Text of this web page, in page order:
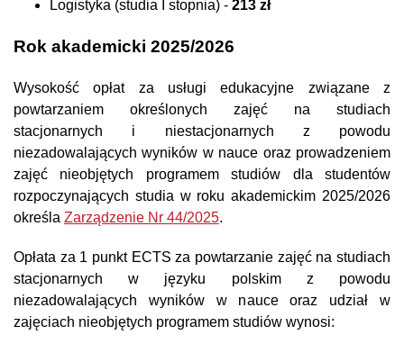
Logistyka (studia I stopnia) - 213 zł
Rok akademicki 2025/2026
Wysokość opłat za usługi edukacyjne związane z
powtarzaniem określonych zajęć na studiach
stacjonarnych i niestacjonarnych z powodu
niezadowalających wyników w nauce oraz prowadzeniem
zajęć nieobjętych programem studiów dla studentów
rozpoczynających studia w roku akademickim 2025/2026
określa Zarządzenie Nr 44/2025.
Opłata za 1 punkt ECTS za powtarzanie zajęć na studiach
stacjonarnych w języku polskim z powodu
niezadowalających wyników w nauce oraz udział w
zajęciach nieobjętych programem studiów wynosi: